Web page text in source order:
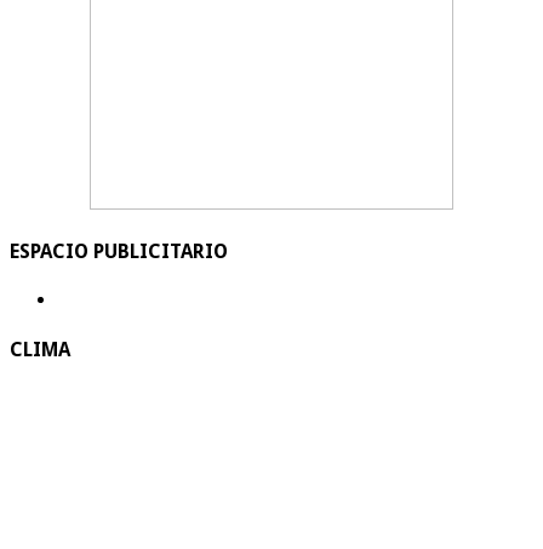
ESPACIO PUBLICITARIO
CLIMA